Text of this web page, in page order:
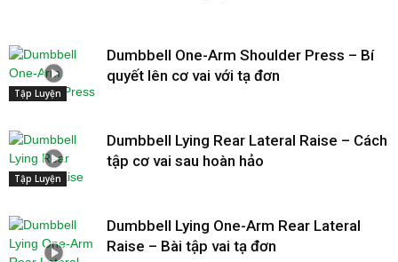
Tập Luyện
Dumbbell One-Arm Shoulder Press – Bí
quyết lên cơ vai với tạ đơn
Tập Luyện
Dumbbell Lying Rear Lateral Raise – Cách
tập cơ vai sau hoàn hảo
Dumbbell Lying One-Arm Rear Lateral
Raise – Bài tập vai tạ đơn